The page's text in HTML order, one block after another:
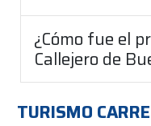
¿Cómo fue el
Callejero de
TURISMO